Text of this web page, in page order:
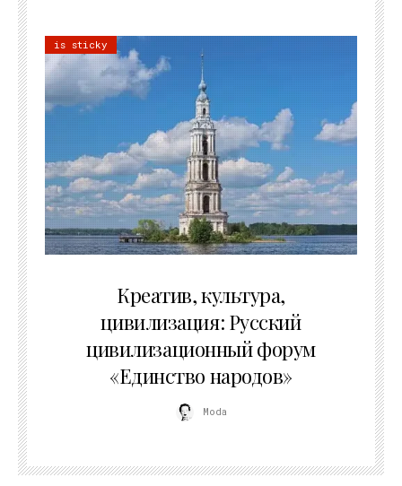
is sticky
Креатив, культура,
цивилизация: Русский
цивилизационный форум
«Единство народов»
Moda